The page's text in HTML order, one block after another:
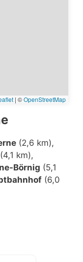
| ©OpenStreetMap
(2,6 km),
(4,1 km),
Börnig (5,1
(6,0